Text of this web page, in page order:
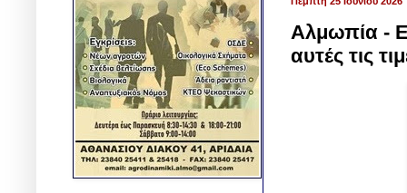
Αλμωπία -
αυτές τις